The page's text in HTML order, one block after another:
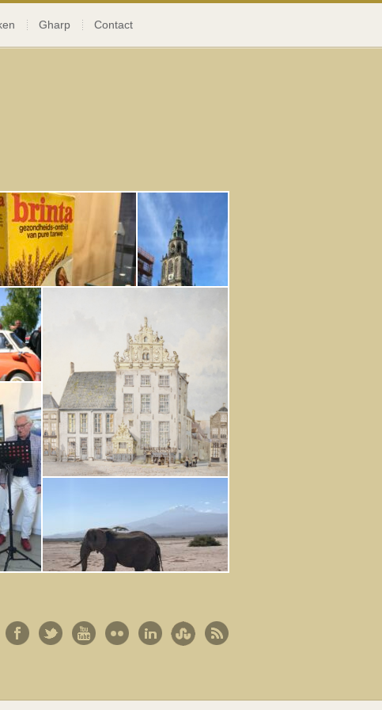
Gharp Contact
op zoek naar
groep van 8 vrouwen.
StadVonken:
Wandelen of
fietsen...
Een wandeling door de Stad
Groningen rond het thema ‘Verstilde
Glorie’. Een tocht door de
geschiedenis van de Groningse
Stadspaleizen. Borgheren...
Van 20 januari tot 1 februari van...